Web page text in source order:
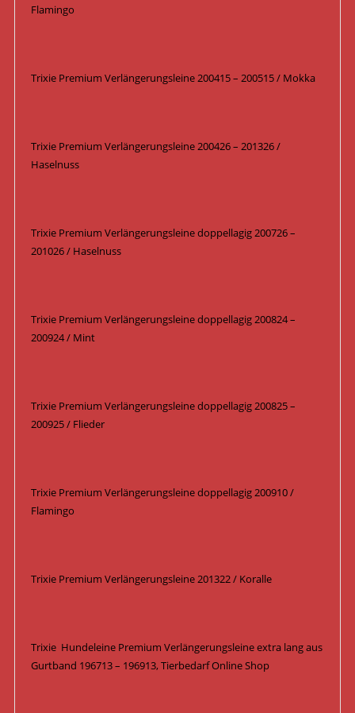
Flamingo
Trixie Premium Verlängerungsleine 200415 – 200515 / Mokka
Trixie Premium Verlängerungsleine 200426 – 201326 /
Haselnuss
Trixie Premium Verlängerungsleine doppellagig 200726 –
201026 / Haselnuss
Trixie Premium Verlängerungsleine doppellagig 200824 –
200924 / Mint
Trixie Premium Verlängerungsleine doppellagig 200825 –
200925 / Flieder
Trixie Premium Verlängerungsleine doppellagig 200910 /
Flamingo
Trixie Premium Verlängerungsleine 201322 / Koralle
Trixie Hundeleine Premium Verlängerungsleine extra lang aus
Gurtband 196713 – 196913, Tierbedarf Online Shop